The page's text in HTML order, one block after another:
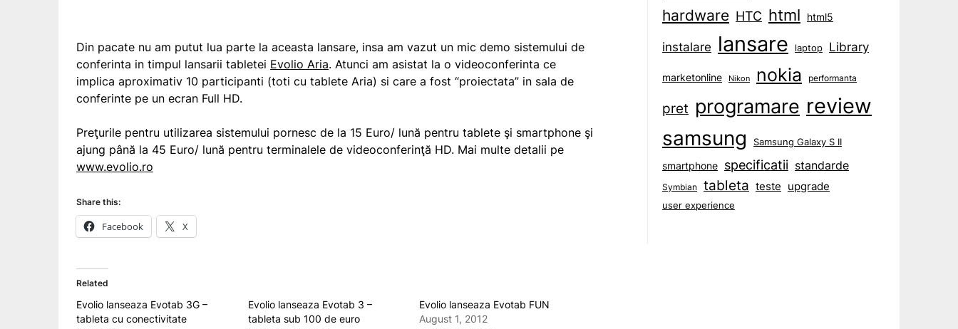
Din pacate nu am putut lua parte la aceasta lansare, insa am vazut un mic demo sistemului de
conferinta in timpul lansarii tabletei Evolio Aria. Atunci am asistat la o videoconferinta ce
implica aproximativ 10 participanti (toti cu tablete Aria) si care a fost “proiectata” in sala de
conferinte pe un ecran Full HD.
Preţurile pentru utilizarea sistemului pornesc de la 15 Euro/ lună pentru tablete şi smartphone şi
ajung până la 45 Euro/ lună pentru terminalele de videoconferinţă HD. Mai multe detalii pe
www.evolio.ro
Share this:
Facebook X
Related
Evolio lanseaza Evotab 3G –
tableta cu conectivitate
Evolio lanseaza Evotab 3 –
tableta sub 100 de euro
Evolio lanseaza Evotab FUN
August 1, 2012
hardware HTC html html5
instalare lansare laptop Library
marketonline Nikon nokia performanta
pret programare review
samsung Samsung Galaxy S II
smartphone specificatii standarde
Symbian tableta teste upgrade
user experience